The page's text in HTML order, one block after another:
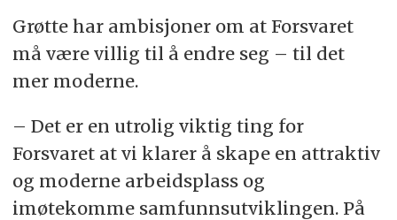
Grøtte har ambisjoner om at Forsvaret
må være villig til å endre seg – til det
mer moderne.
– Det er en utrolig viktig ting for
Forsvaret at vi klarer å skape en attraktiv
og moderne arbeidsplass og
imøtekomme samfunnsutviklingen. På